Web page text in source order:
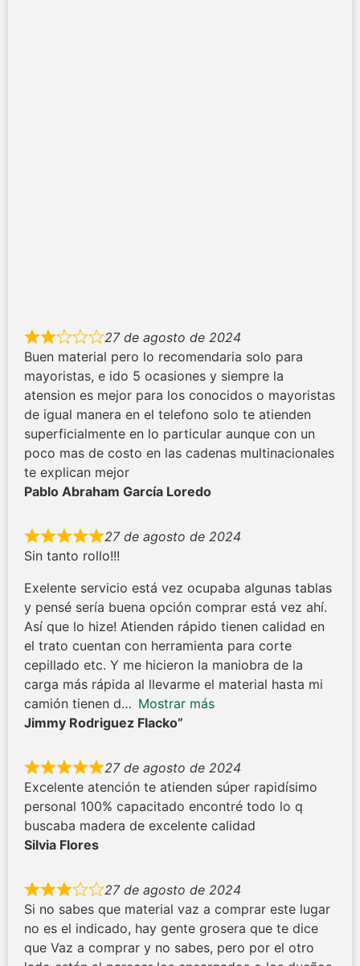
27 de agosto de 2024
Buen material pero lo recomendaria solo para
mayoristas, e ido 5 ocasiones y siempre la
atension es mejor para los conocidos o mayoristas
de igual manera en el telefono solo te atienden
superficialmente en lo particular aunque con un
poco mas de costo en las cadenas multinacionales
te explican mejor
Pablo Abraham García Loredo
27 de agosto de 2024
Sin tanto rollo!!!
Exelente servicio está vez ocupaba algunas tablas
y pensé sería buena opción comprar está vez ahí.
Así que lo hize! Atienden rápido tienen calidad en
el trato cuentan con herramienta para corte
cepillado etc. Y me hicieron la maniobra de la
carga más rápida al llevarme el material hasta mi
camión tienen d
Mostrar más
Jimmy Rodriguez Flacko”
27 de agosto de 2024
Excelente atención te atienden súper rapidísimo
personal 100% capacitado encontré todo lo q
buscaba madera de excelente calidad
Silvia Flores
27 de agosto de 2024
Si no sabes que material vaz a comprar este lugar
no es el indicado, hay gente grosera que te dice
que Vaz a comprar y no sabes, pero por el otro